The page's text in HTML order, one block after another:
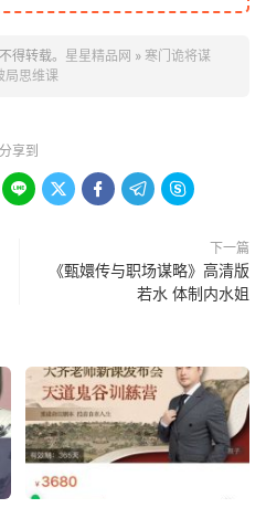
得转载。 星星精品网 » 寒门诡将谋
局思维课
分享到
    
下一篇
《甄嬛传与职场谋略》高清版
若水 体制内水姐